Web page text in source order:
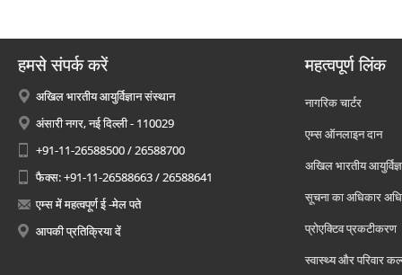
हमसे संपर्क करें
अखिल भारतीय आयुर्विज्ञान संस्थान
अंसारी नगर, नई दिल्ली - 110029
+91-11-26588500 / 26588700
फैक्स: +91-11-26588663 / 26588641
एम्स में महत्वपूर्ण ई -मेल पते
आपकी प्रतिक्रिया दें
महत्वपूर्ण लिंक
नागरिक चार्टर
एम्स ऑनलाइन दान
अखिल भारतीय
सूचना का अधिकार
प्रोएक्टिव प्रकटीकरण
स्वास्थ्य और परिवार